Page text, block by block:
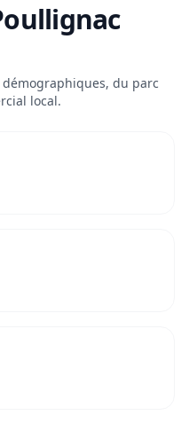
du parc
local.